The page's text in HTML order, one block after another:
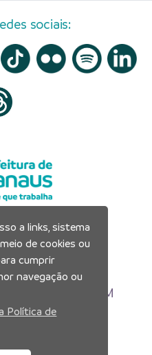
sociais:
de Manaus
Manaus
73
Manaus-AM
110
a links, sistema
de cookies ou
cumprir
navegação ou
Política de